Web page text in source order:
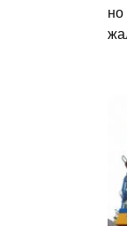
но